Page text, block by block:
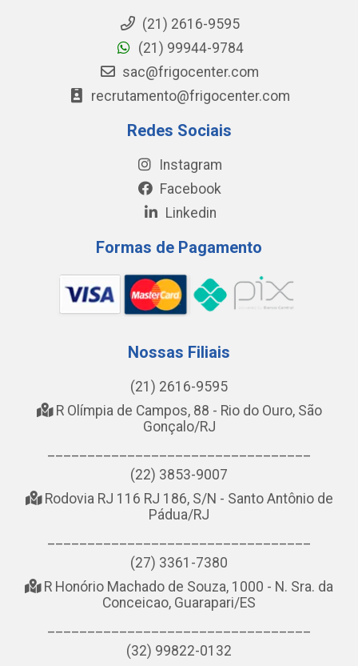
(21) 2616-9595
(21) 99944-9784
sac@frigocenter.com
recrutamento@frigocenter.com
Redes Sociais
Instagram
Facebook
Linkedin
Formas de Pagamento
Nossas Filiais
(21) 2616-9595
R Olímpia de Campos, 88 - Rio do Ouro, São
Gonçalo/RJ
(22) 3853-9007
Rodovia RJ 116 RJ 186, S/N - Santo Antônio de
Pádua/RJ
(27) 3361-7380
R Honório Machado de Souza, 1000 - N. Sra. da
Conceicao, Guarapari/ES
(32) 99822-0132